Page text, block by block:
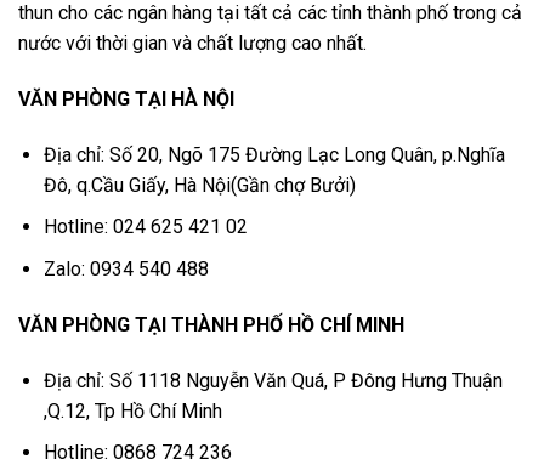
thun cho các ngân hàng tại tất cả các tỉnh thành phố trong cả
nước với thời gian và chất lượng cao nhất.
VĂN PHÒNG TẠI HÀ NỘI
Địa chỉ: Số 20, Ngõ 175 Đường Lạc Long Quân, p.Nghĩa
Đô, q.Cầu Giấy, Hà Nội(Gần chợ Bưởi)
Hotline: 024 625 421 02
Zalo: 0934 540 488
VĂN PHÒNG TẠI THÀNH PHỐ HỒ CHÍ MINH
Địa chỉ: Số 1118 Nguyễn Văn Quá, P Đông Hưng Thuận
,Q.12, Tp Hồ Chí Minh
Hotline: 0868 724 236